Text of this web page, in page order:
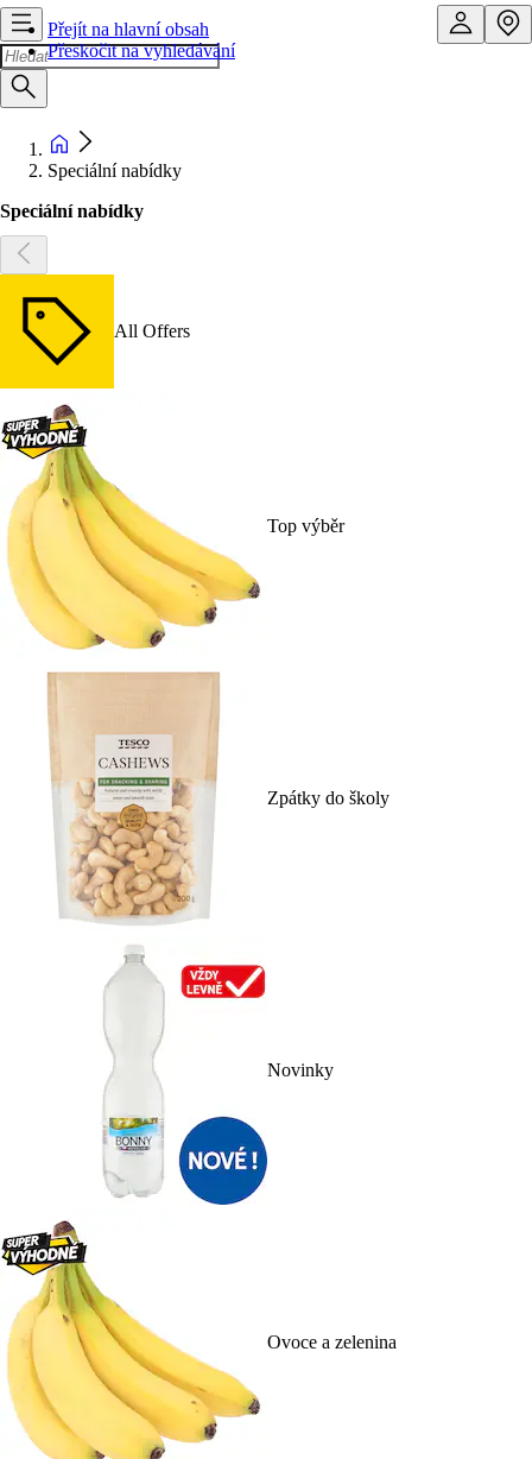
Přejít na hlavní obsah
Přeskočit na vyhledávání
Speciální nabídky
Speciální nabídky
All Offers
Top výběr
Zpátky do školy
Novinky
Ovoce a zelenina